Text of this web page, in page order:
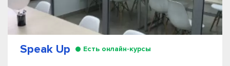
Speak Up Есть онлайн-курсы